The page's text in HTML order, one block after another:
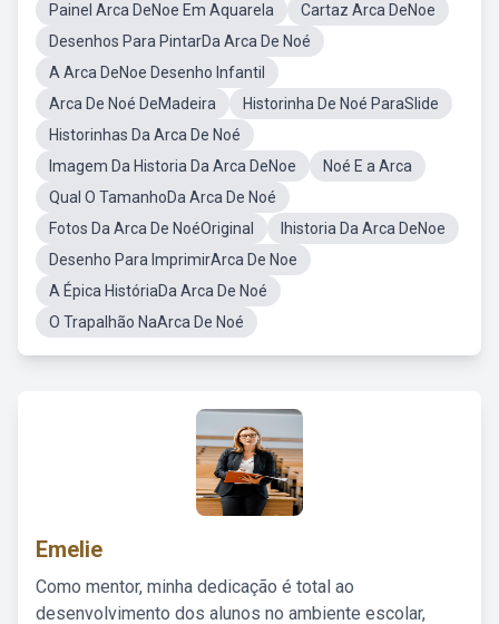
Painel Arca DeNoe Em Aquarela
Cartaz Arca DeNoe
Desenhos Para PintarDa Arca De Noé
A Arca DeNoe Desenho Infantil
Arca De Noé DeMadeira
Historinha De Noé ParaSlide
Historinhas Da Arca De Noé
Imagem Da Historia Da Arca DeNoe
Noé E a Arca
Qual O TamanhoDa Arca De Noé
Fotos Da Arca De NoéOriginal
Ihistoria Da Arca DeNoe
Desenho Para ImprimirArca De Noe
A Épica HistóriaDa Arca De Noé
O Trapalhão NaArca De Noé
Emelie
Como mentor, minha dedicação é total ao
desenvolvimento dos alunos no ambiente escolar,